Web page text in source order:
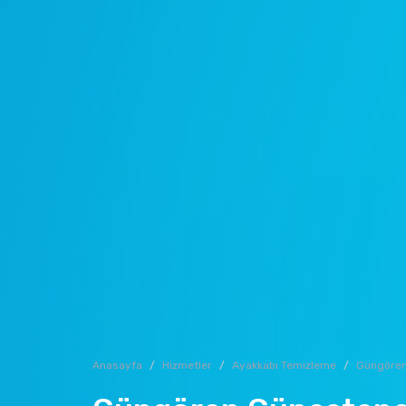
Anasayfa Hizmetler Ayakkabı Temizleme